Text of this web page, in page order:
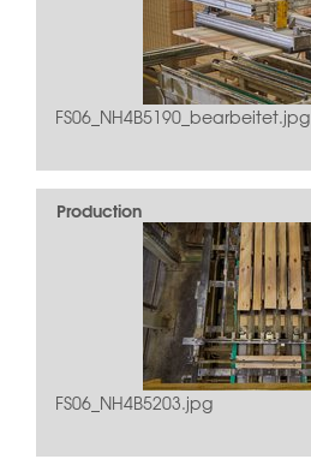
FS06_NH4B5190_bearbeitet.jpg
Production
FS06_NH4B5203.jpg